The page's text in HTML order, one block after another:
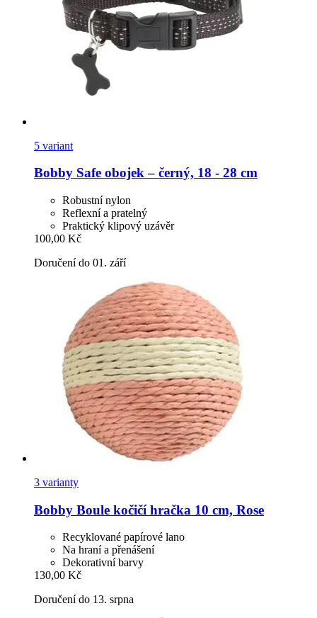
5 variant
Bobby Safe obojek – černý, 18 -​ 28 cm
Robustní nylon
Reflexní a pratelný
Praktický klipový uzávěr
100,00 Kč
Doručení do 01. září
3 varianty
Bobby Boule kočičí hračka 10 cm, Rose
Recyklované papírové lano
Na hraní a přenášení
Dekorativní barvy
130,00 Kč
Doručení do 13. srpna